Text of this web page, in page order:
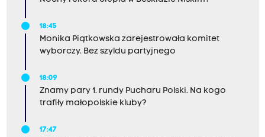
18:45
Monika Piątkowska zarejestrowała komitet
wyborczy. Bez szyldu partyjnego
18:09
Znamy pary 1. rundy Pucharu Polski. Na kogo
trafiły małopolskie kluby?
17:47